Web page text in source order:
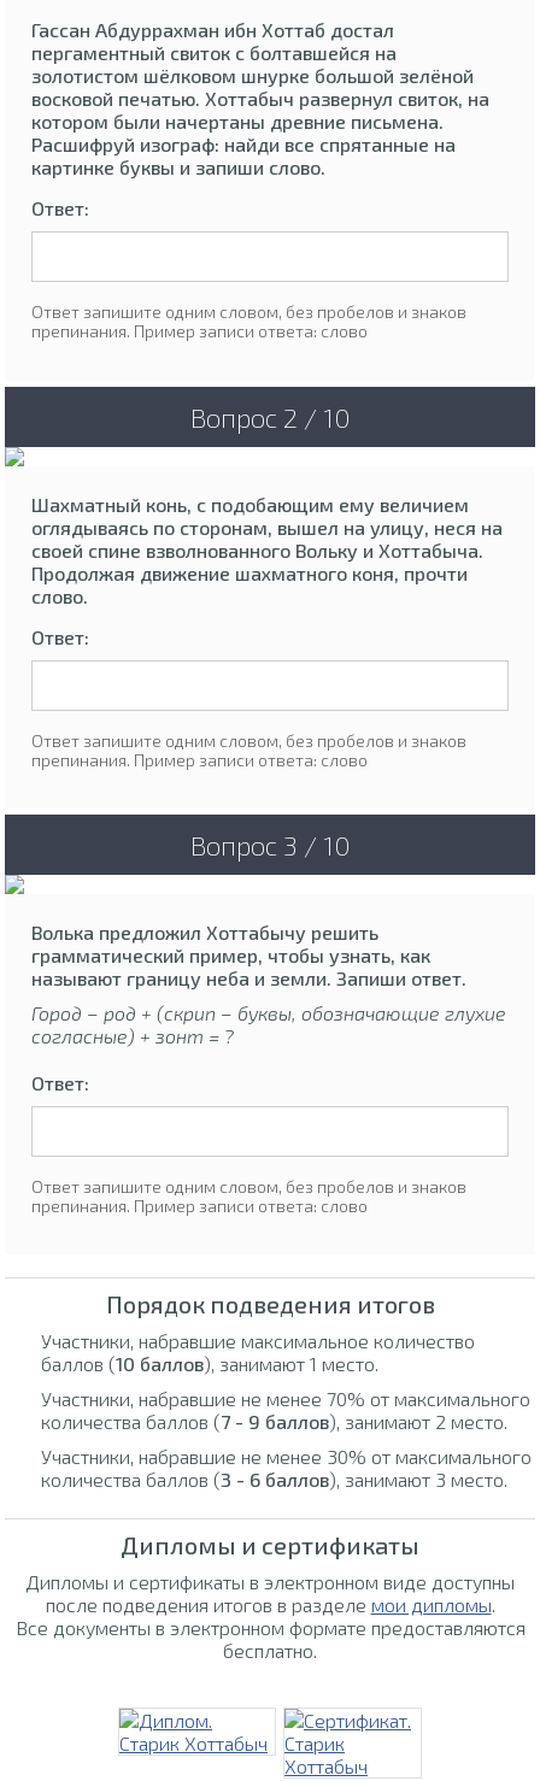
Гассан Абдуррахман ибн Хоттаб достал
пергаментный свиток с болтавшейся на
золотистом шёлковом шнурке большой зелёной
восковой печатью. Хоттабыч развернул свиток, на
котором были начертаны древние письмена.
Расшифруй изограф: найди все спрятанные на
картинке буквы и запиши слово.
Ответ:
Ответ запишите одним словом, без пробелов и знаков
препинания. Пример записи ответа: слово
Вопрос 2 / 10
Шахматный конь, с подобающим ему величием
оглядываясь по сторонам, вышел на улицу, неся на
своей спине взволнованного Вольку и Хоттабыча.
Продолжая движение шахматного коня, прочти
слово.
Ответ:
Ответ запишите одним словом, без пробелов и знаков
препинания. Пример записи ответа: слово
Вопрос 3 / 10
Волька предложил Хоттабычу решить
грамматический пример, чтобы узнать, как
называют границу неба и земли. Запиши ответ.
Город – род + (скрип – буквы, обозначающие глухие
согласные) + зонт = ?
Ответ:
Ответ запишите одним словом, без пробелов и знаков
препинания. Пример записи ответа: слово
Порядок подведения итогов
Участники, набравшие максимальное количество
баллов (10 баллов), занимают 1 место.
Участники, набравшие не менее 70% от максимального
количества баллов (7 - 9 баллов), занимают 2 место.
Участники, набравшие не менее 30% от максимального
количества баллов (3 - 6 баллов), занимают 3 место.
Дипломы и сертификаты
Дипломы и сертификаты в электронном виде доступны
после подведения итогов в разделе мои дипломы.
Все документы в электронном формате предоставляются
бесплатно.